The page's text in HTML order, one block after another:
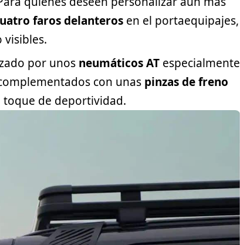
faros delanteros en el portaequipajes,
visibles.
por unos neumáticos AT especialmente
con unas pinzas de freno
de deportividad.